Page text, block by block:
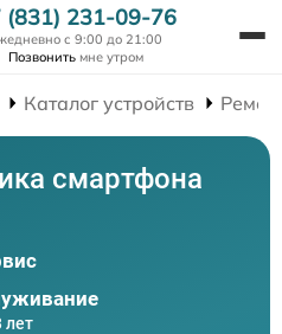
(831) 231-09-76
с 9:00 до 21:00
Позвонить мне утром
Каталог устройств
смартфона
лет